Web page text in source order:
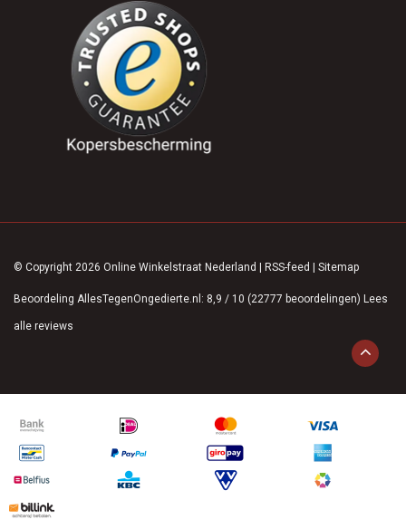
© Copyright 2026 Online Winkelstraat Nederland RSS-feed Sitemap
Beoordeling AllesTegenOngedierte.nl : 8,9 / 10 (22777 beoordelingen) Lees
alle reviews